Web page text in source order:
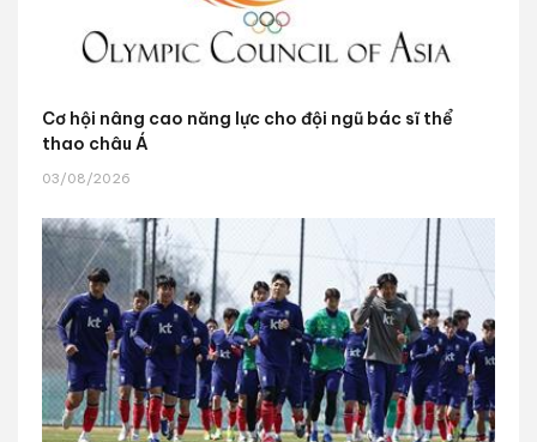
Cơ hội nâng cao năng lực cho đội ngũ bác sĩ thể
thao châu Á
03/08/2026